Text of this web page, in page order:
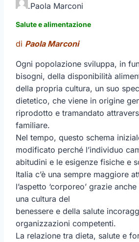
.Paola Marconi
Salute e alimentazione
di Paola Marconi
Ogni popolazione sviluppa, in
bisogni, della disponibilità
della propria cultura, un suo
dietetico, che viene in origine
riprodotto e tramandato
familiare.
Nel tempo, questo schema
modificato perché l’individuo
abitudini e le esigenze fisiche e
Italia c’è una sempre maggiore
l’aspetto ‘corporeo’ grazie
una cultura del
benessere e della salute
organizzazioni competenti.
La relazione tra dieta, salute e